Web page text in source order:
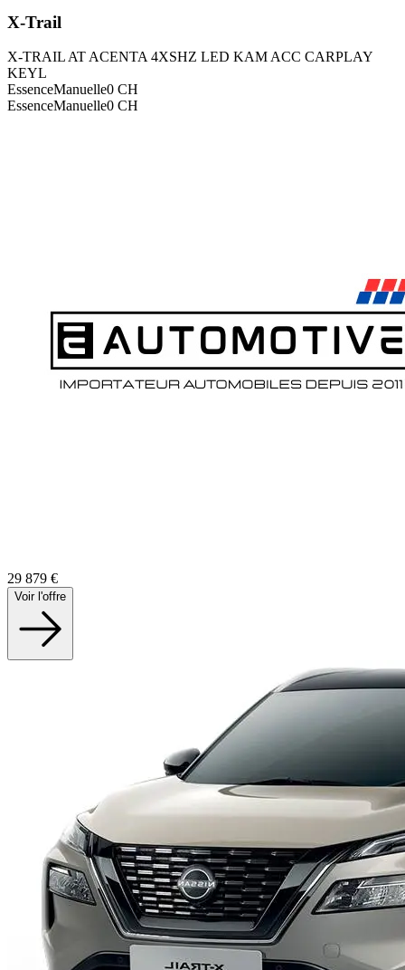
X-Trail
X-TRAIL AT ACENTA 4XSHZ LED KAM ACC CARPLAY
KEYL
EssenceManuelle0 CH
EssenceManuelle0 CH
29 879 €
Voir l'offre